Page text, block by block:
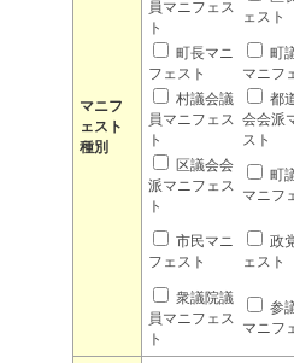
マニフ
ェスト
種別
員マニフェス
ト
ェスト
町長マニ
フェスト
町
マニフ
村議会議
員マニフェス
ト
都
会会派
スト
区議会会
派マニフェス
ト
町
マニフ
市民マニ
フェスト
政
ェスト
衆議院議
員マニフェス
ト
参
マニフ